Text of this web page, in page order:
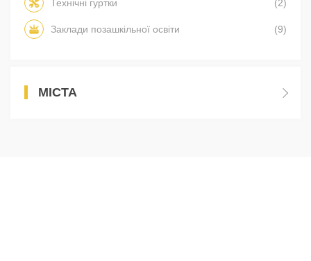
Технічні гуртки (2)
Заклади позашкільної освіти (9)
МІСТА